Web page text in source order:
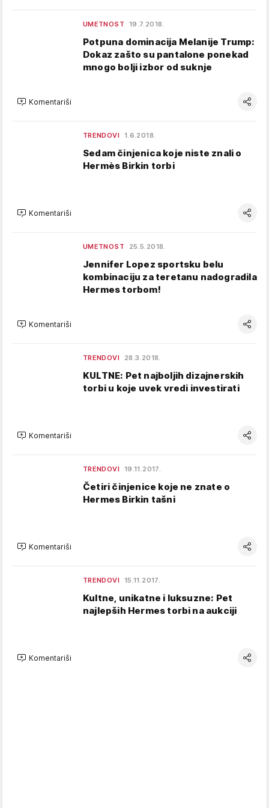
UMETNOST 19.7.2018.
Potpuna dominacija Melanije Trump:
Dokaz zašto su pantalone ponekad
mnogo bolji izbor od suknje
Komentariši
TRENDOVI 1.6.2018.
Sedam činjenica koje niste znali o
Hermès Birkin torbi
Komentariši
UMETNOST 25.5.2018.
Jennifer Lopez sportsku belu
kombinaciju za teretanu nadogradila
Hermes torbom!
Komentariši
TRENDOVI 28.3.2018.
KULTNE: Pet najboljih dizajnerskih
torbi u koje uvek vredi investirati
Komentariši
TRENDOVI 19.11.2017.
Četiri činjenice koje ne znate o
Hermes Birkin tašni
Komentariši
TRENDOVI 15.11.2017.
Kultne, unikatne i luksuzne: Pet
najlepših Hermes torbi na aukciji
Komentariši